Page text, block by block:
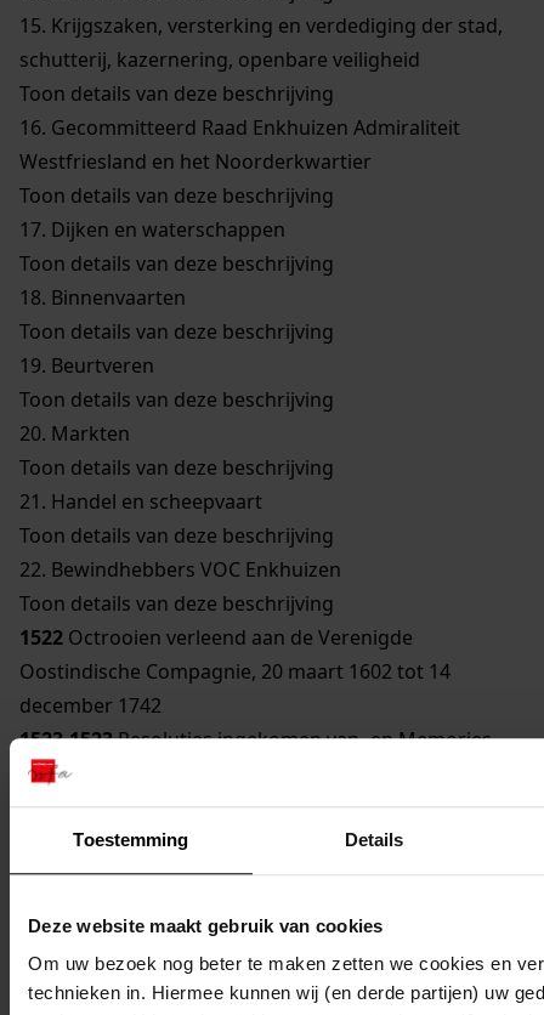
Toestemming Details
Deze website maakt gebruik van cookies
Om uw bezoek nog beter te maken zetten we cookies en
technieken in. Hiermee kunnen wij (en derde partijen) uw
15. Krijgszaken, versterking en verdediging der stad,
schutterij, kazernering, openbare veiligheid
Toon details van deze beschrijving
16. Gecommitteerd Raad Enkhuizen Admiraliteit
Westfriesland en het Noorderkwartier
Toon details van deze beschrijving
17. Dijken en waterschappen
Toon details van deze beschrijving
18. Binnenvaarten
Toon details van deze beschrijving
19. Beurtveren
Toon details van deze beschrijving
20. Markten
Toon details van deze beschrijving
21. Handel en scheepvaart
Toon details van deze beschrijving
22. Bewindhebbers VOC Enkhuizen
Toon details van deze beschrijving
1522 Octrooien verleend aan de Verenigde
Oostindische Compagnie, 20 maart 1602 tot 14
december 1742
1523-1523Resoluties ingekomen van- en Memories
gericht aan de Hoge Staatscolleges, 23 mei 1602 tot 21
maart 1788
Toon details van deze beschrijving
1524-1524Punten van beschrijving voor de
1680, 29 september 1728 tot 6 april 1779
Toon details van deze beschrijving